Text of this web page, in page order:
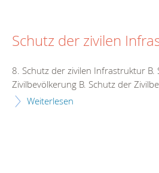
Schutz der zivilen
8. Schutz der zivilen Infrastruktur B.
Zivilbevölkerung B. Schutz der
Weiterlesen